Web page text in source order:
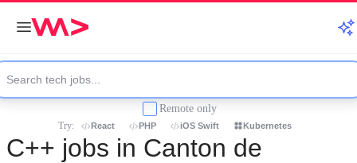
Remote only
Try: React PHP iOS Swift Kubernetes
C++ jobs in Canton de